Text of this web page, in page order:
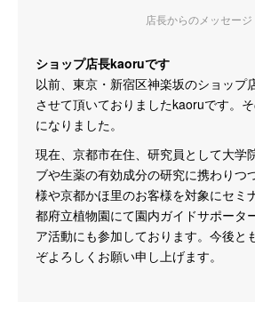
店長からのメッセージ
ショップ店長kaoruです
以前、東京・新宿区神楽坂のショップ
させて頂いておりましたkaoruです。
になりました。
現在、京都市在住、研究員として大学
ブや生薬の有効成分の研究に携わりつ
様や京都かほ里のお客様を対象にセミ
都府立植物園にて園内ガイドサポータ
ア活動にも参加しております。今後と
ぞよろしくお願い申し上げます。